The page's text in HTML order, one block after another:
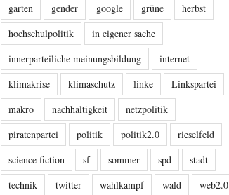
garten
gender google grüne
herbst
hochschulpolitik
in eigener sache
innerparteiliche meinungsbildung
internet
klimakrise
klimaschutz linke
Linkspartei
makro
nachhaltigkeit
netzpolitik
piratenpartei
politik politik2.0
rieselfeld
science fiction
sf sommer spd
stadt
technik
twitter wahlkampf wald
web2.0